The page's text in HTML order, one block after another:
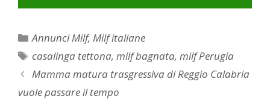
Categorie
Annunci Milf,Milf italiane
Tag
casalinga tettona,milf bagnata,milf Perugia
Post
navigation
Mamma matura trasgressiva di Reggio Calabria
vuole passare il tempo